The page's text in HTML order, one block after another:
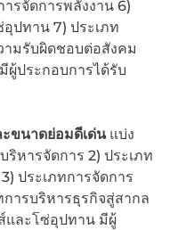
รจัดการพลังงาน 6)
ปทาน 7) ประเภท
ามรับผิดชอบต่อสังคม
ผู้ประกอบการได้รับ
ขนาดย่อมดีเด่นแบ่ง
ริหารจัดการ 2) ประเภท
ประเภทการจัดการ
การบริหารธุรกิจสู่สากล
และโซ่อุปทาน มีผู้